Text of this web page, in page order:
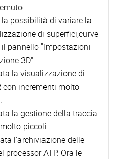
possibilità di variare la
di superfici,curve
pannello "Impostazioni
3D".
la visualizzazione di
con incrementi molto
la gestione della traccia
piccoli.
l'archiviazione delle
processor ATP. Ora le